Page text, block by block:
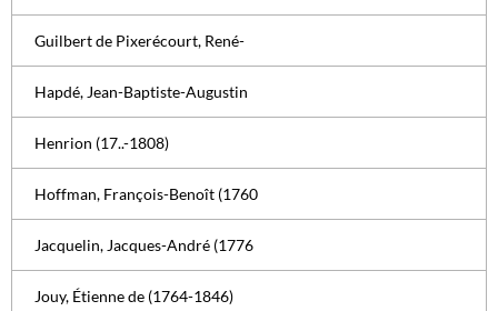
Guilbert de Pixerécourt, René-
Hapdé, Jean-Baptiste-Augustin
Henrion (17..-1808)
Hoffman, François-Benoît (1760
Jacquelin, Jacques-André (1776
Jouy, Étienne de (1764-1846)